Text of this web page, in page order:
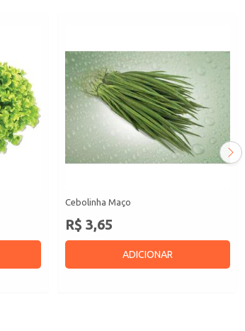
Cebolinha Maço
R$ 3,65
ADICIONAR